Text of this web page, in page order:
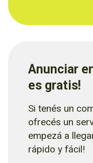
Anunciar
es gratis!
Si tenés un
ofrecés un
empezá a
rápido y fácil!